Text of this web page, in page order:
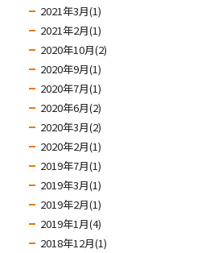
2021年3月(1)
2021年2月(1)
2020年10月(2)
2020年9月(1)
2020年7月(1)
2020年6月(2)
2020年3月(2)
2020年2月(1)
2019年7月(1)
2019年3月(1)
2019年2月(1)
2019年1月(4)
2018年12月(1)